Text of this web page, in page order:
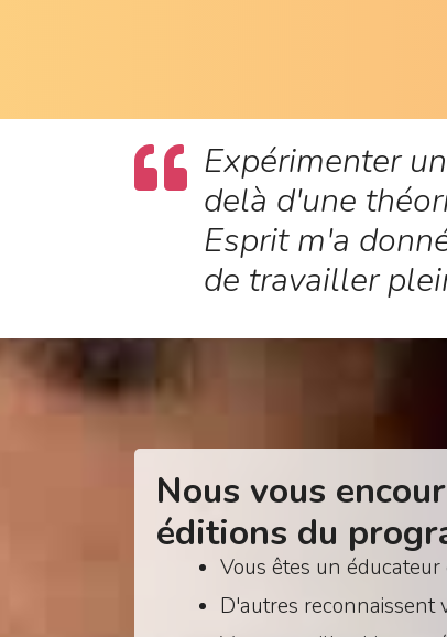
Expérimenter
delà d'une
Esprit m'a
de travailler
Nous vous
éditions du
Vous êtes un
D'autres reconnaissent